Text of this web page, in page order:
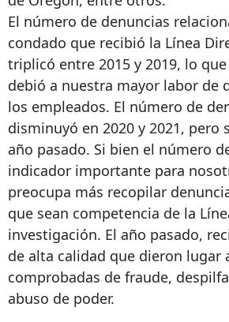
El número de denuncias
condado que recibió la Línea
triplicó entre 2015 y 2019, lo
debió a nuestra mayor labor de
los empleados. El número de
disminuyó en 2020 y 2021, pero
año pasado. Si bien el número
indicador importante para
preocupa más recopilar
que sean competencia de la
investigación. El año pasado,
de alta calidad que dieron lugar
comprobadas de fraude,
abuso de poder.